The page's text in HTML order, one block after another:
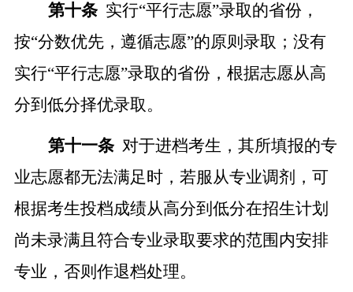
第十条 实行“平行志愿”录取的省份，
按“分数优先，遵循志愿”的原则录取；没有
实行“平行志愿”录取的省份，根据志愿从高
分到低分择优录取。
第十一条 对于进档考生，其所填报的专
业志愿都无法满足时，若服从专业调剂， 可
根据考生投档成绩从高分到低分在招生计划
尚未录满且符合专业录取要求的范围内安排
专业，否则作退档处理。